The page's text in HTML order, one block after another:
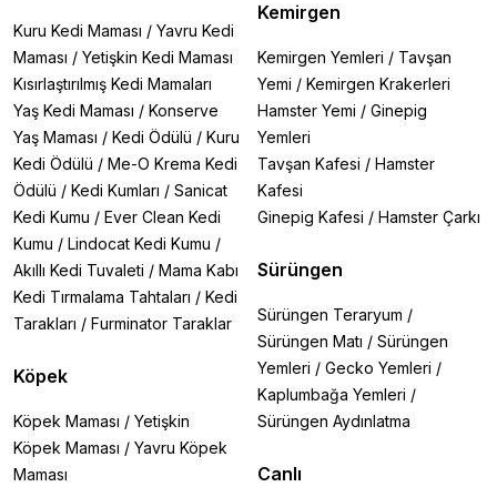
Kuru Kedi Maması / Yavru Kedi
Maması / Yetişkin Kedi Maması
Kısırlaştırılmış Kedi Mamaları
Yaş Kedi Maması / Konserve
Yaş Maması / Kedi Ödülü / Kuru
Kedi Ödülü / Me-O Krema Kedi
Ödülü / Kedi Kumları / Sanicat
Kedi Kumu / Ever Clean Kedi
Kumu / Lindocat Kedi Kumu /
Akıllı Kedi Tuvaleti / Mama Kabı
Kedi Tırmalama Tahtaları / Kedi
Tarakları / Furminator Taraklar
Köpek
Köpek Maması / Yetişkin
Köpek Maması / Yavru Köpek
Maması
Kemirgen
Kemirgen Yemleri / Tavşan
Yemi / Kemirgen Krakerleri
Hamster Yemi / Ginepig
Yemleri
Tavşan Kafesi / Hamster
Kafesi
Ginepig Kafesi / Hamster Çarkı
Sürüngen
Sürüngen Teraryum /
Sürüngen Matı / Sürüngen
Yemleri / Gecko Yemleri /
Kaplumbağa Yemleri /
Sürüngen Aydınlatma
Canlı